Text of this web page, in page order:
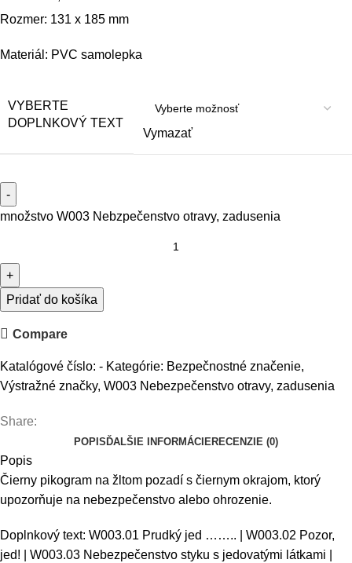
Rozmer: 131 x 185 mm
Materiál: PVC samolepka
VYBERTE
DOPLNKOVÝ TEXT
Vymazať
množstvo W003 Nebzpečenstvo otravy, zadusenia
Pridať do košíka
Compare
Katalógové číslo: - Kategórie: Bezpečnostné značenie,
Výstražné značky, W003 Nebezpečenstvo otravy, zadusenia
Share:
POPIS ĎALŠIE INFORMÁCIERECENZIE (0)
Popis
Čierny pikogram na žltom pozadí s čiernym okrajom, ktorý
upozorňuje na nebezpečenstvo alebo ohrozenie.
Doplnkový text: W003.01 Prudký jed …….. | W003.02 Pozor,
jed! | W003.03 Nebezpečenstvo styku s jedovatými látkami |